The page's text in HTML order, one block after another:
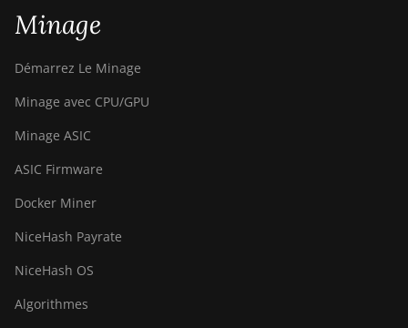
Minage
Démarrez Le Minage
Minage avec CPU/GPU
Minage ASIC
ASIC Firmware
Docker Miner
NiceHash Payrate
NiceHash OS
Algorithmes